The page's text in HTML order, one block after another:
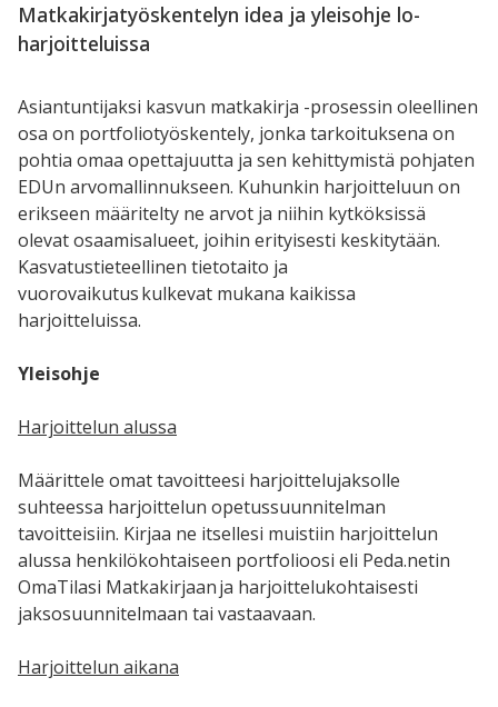
Matkakirjatyöskentelyn idea ja yleisohje lo-
harjoitteluissa
Asiantuntijaksi kasvun matkakirja -prosessin oleellinen
osa on portfoliotyöskentely, jonka tarkoituksena on
pohtia omaa opettajuutta ja sen kehittymistä pohjaten
EDUn arvomallinnukseen. Kuhunkin harjoitteluun on
erikseen määritelty ne arvot ja niihin kytköksissä
olevat osaamisalueet, joihin erityisesti keskitytään.
Kasvatustieteellinen tietotaito ja
vuorovaikutus kulkevat mukana kaikissa
harjoitteluissa.
Yleisohje
Harjoittelun alussa
Määrittele omat tavoitteesi harjoittelujaksolle
suhteessa harjoittelun opetussuunnitelman
tavoitteisiin. Kirjaa ne itsellesi muistiin harjoittelun
alussa henkilökohtaiseen portfolioosi eli Peda.netin
OmaTilasi Matkakirjaan ja harjoittelukohtaisesti
jaksosuunnitelmaan tai vastaavaan.
Harjoittelun aikana